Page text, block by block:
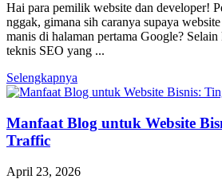
Hai para pemilik website dan developer!
nggak, gimana sih caranya supaya
manis di halaman pertama Google?
teknis SEO yang ...
Selengkapnya
Manfaat Blog untuk Website
Traffic
April 23, 2026